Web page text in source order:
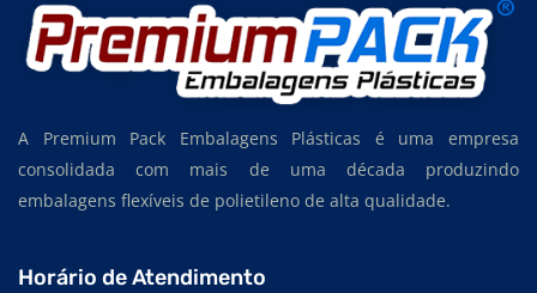
A Premium Pack Embalagens Plásticas é uma empresa
consolidada com mais de uma década produzindo
embalagens flexíveis de polietileno de alta qualidade.
Horário de Atendimento